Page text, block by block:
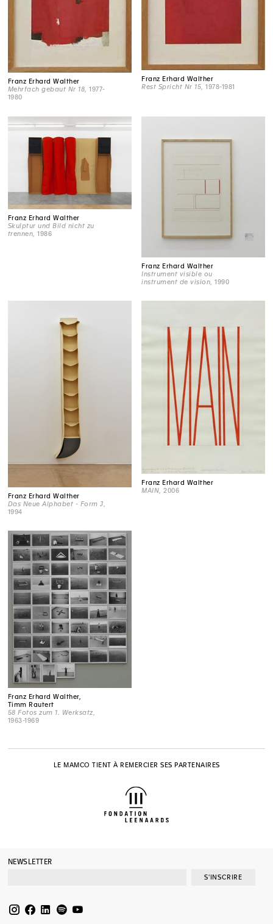
Franz Erhard Walther
Mehrfach gebaut Nr 18, 1977-
1980
Franz Erhard Walther
Rest Spricht Nr 15, 1978-1981
Franz Erhard Walther
Skulptur und Bild nicht zu
trennen , 1986
Franz Erhard Walther
Instrument visible ou
instrument de vision , 1990
Franz Erhard Walther
Das Neue Alphabet - Form J
1994
Franz Erhard Walther
MAIN, 2006
Franz Erhard Walther,
Timm Rautert
58 Fotos zum 1. Werksatz
1963-1969
LE MAMCO TIENT À REMERCIER SES PARTENAIRES
NEWSLETTER
S'INSCRIRE